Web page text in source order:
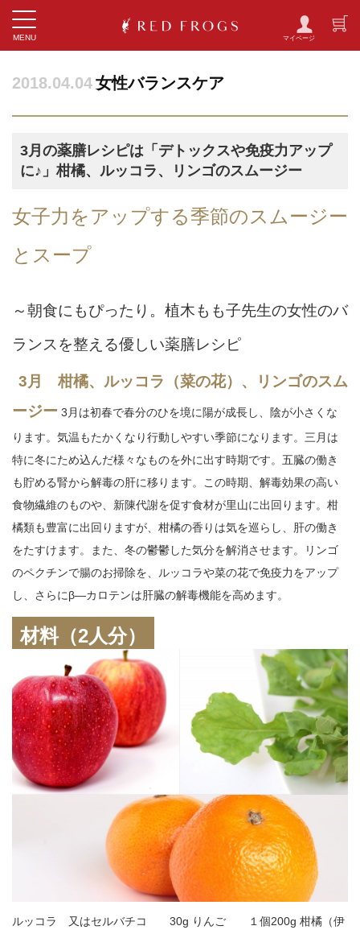
Toggle
navigation
MENU
2018.04.04女性バランスケア
3月の薬膳レシピは「デトックスや免疫力アップ
に♪」柑橘、ルッコラ、リンゴのスムージー
女子力をアップする季節のスムージー
とスープ
～朝食にもぴったり。植木もも子先生の女性のバ
ランスを整える優しい薬膳レシピ
3月 柑橘、ルッコラ（菜の花）、リンゴのスム
ージー 3月は初春で春分のひを境に陽が成長し、陰が小さくな
ります。気温もたかくなり行動しやすい季節になります。三月は
特に冬にため込んだ様々なものを外に出す時期です。五臓の働き
も貯める腎から解毒の肝に移ります。この時期、解毒効果の高い
食物繊維のものや、新陳代謝を促す食材が里山に出回ります。柑
橘類も豊富に出回りますが、柑橘の香りは気を巡らし、肝の働き
をたすけます。また、冬の鬱鬱した気分を解消させます。リンゴ
のペクチンで腸のお掃除を、ルッコラや菜の花で免疫力をアップ
し、さらにβ―カロテンは肝臓の解毒機能を高めます。
材料（2人分）
ルッコラ 又はセルバチコ 30g りんご １個200g 柑橘（伊